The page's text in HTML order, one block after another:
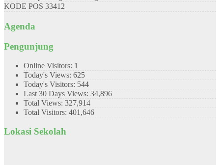
KODE POS 33412
Agenda
Pengunjung
Online Visitors: 1
Today's Views: 625
Today's Visitors: 544
Last 30 Days Views: 34,896
Total Views: 327,914
Total Visitors: 401,646
Lokasi Sekolah